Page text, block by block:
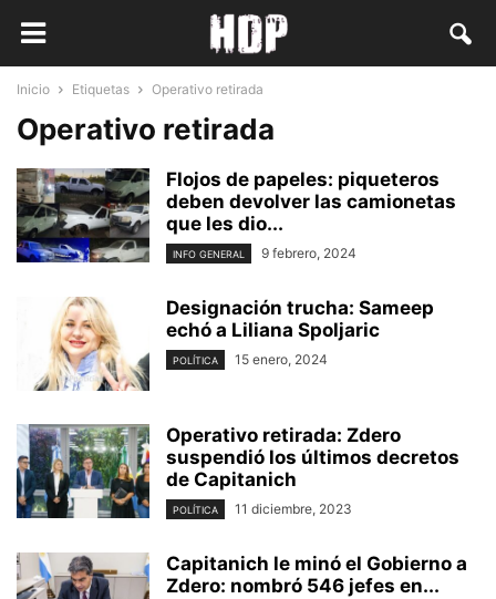
Inicio Etiquetas Operativo retirada
Operativo retirada
Flojos de papeles: piqueteros
deben devolver las camionetas
que les dio...
INFO GENERAL 9 febrero, 2024
Designación trucha: Sameep
echó a Liliana Spoljaric
POLÍTICA 15 enero, 2024
Operativo retirada: Zdero
suspendió los últimos decretos
de Capitanich
POLÍTICA 11 diciembre, 2023
Capitanich le minó el Gobierno a
Zdero: nombró 546 jefes en...